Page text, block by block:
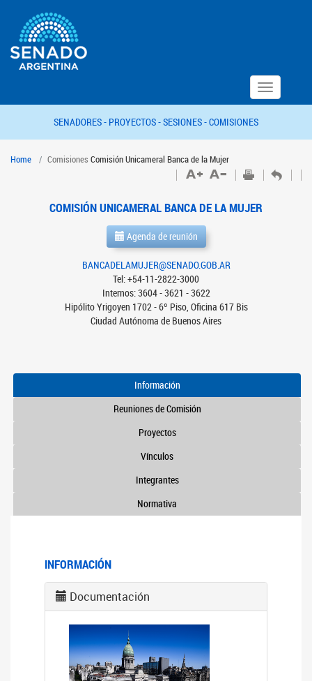
Toggle
navigation
SENADORES - PROYECTOS -SESIONES -COMISIONES
Home Comisiones Comisión Unicameral Banca de la Mujer
COMISIÓN UNICAMERAL BANCA DE LA MUJER
Agenda de reunión
BANCADELAMUJER@SENADO.GOB.AR
Tel: +54-11-2822-3000
Internos: 3604 - 3621 - 3622
Hipólito Yrigoyen 1702 - 6º Piso, Oficina 617 Bis
Ciudad Autónoma de Buenos Aires
Información
Reuniones de Comisión
Proyectos
Vínculos
Integrantes
Normativa
INFORMACIÓN
Documentación